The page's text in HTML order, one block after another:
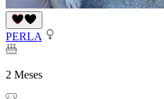
PERLA
2 Meses